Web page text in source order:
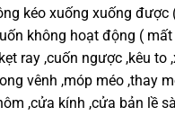
kéo xuống xuống
không hoạt động (
ray ,cuốn ngược ,kêu
vênh ,móp méo ,thay
,cửa kính ,cửa bản lề